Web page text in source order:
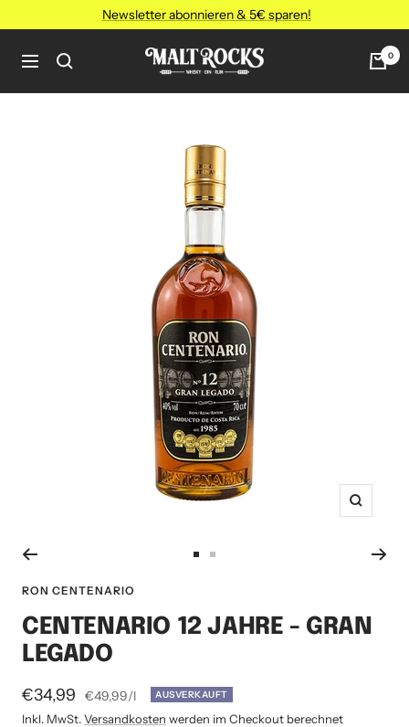
zum
Inhalt
Newsletter abonnieren & 5€ sparen!
Navigation
MALT
ROCKS
0
Zoom
gehengehen
RON CENTENARIO
CENTENARIO 12 JAHRE - GRAN
LEGADO
Angebotspreis
€34,99 €49,99/l AUSVERKAUFT
Inkl. MwSt.Versandkosten werden im Checkout berechnet